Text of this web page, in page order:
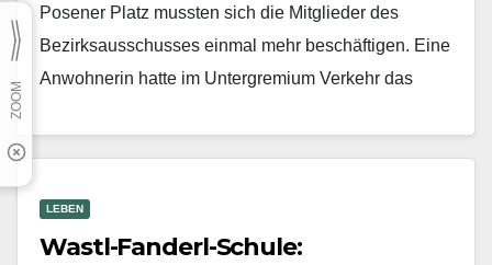
Posener Platz mussten sich die Mitglieder des
Bezirksausschusses einmal mehr beschäftigen. Eine
Anwohnerin hatte im Untergremium Verkehr das
Mehr erfahren
LEBEN
Wastl-Fanderl-Schule: